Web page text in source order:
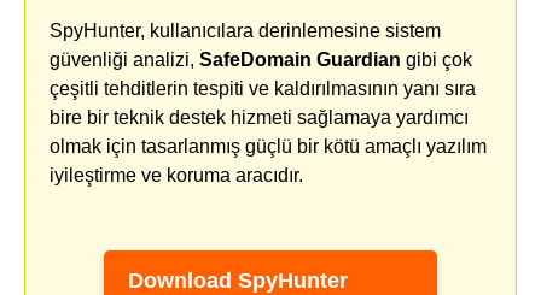
SpyHunter, kullanıcılara derinlemesine sistem
güvenliği analizi, SafeDomain Guardian gibi çok
çeşitli tehditlerin tespiti ve kaldırılmasının yanı sıra
bire bir teknik destek hizmeti sağlamaya yardımcı
olmak için tasarlanmış güçlü bir kötü amaçlı yazılım
iyileştirme ve koruma aracıdır.
Download SpyHunter